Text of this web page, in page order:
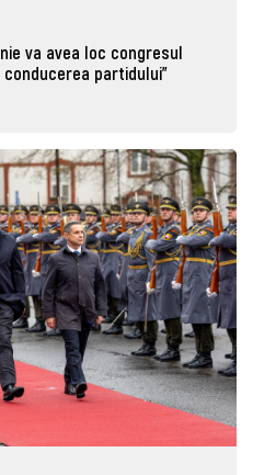
va avea loc congresul
conducerea partidului”